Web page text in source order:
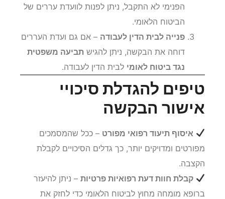
הפנימי לא התקבל, ניתן לפנות לוועדת עררים של
הביטוח הלאומי.
פנייה לבית הדין לעבודה – אם גם ועדת העררים
דוחה את הבקשה, ניתן להגיש תביעה משפטית
נגד ביטוח לאומי לבית הדין לעבודה.
טיפים להגדלת סיכויי
אישור הבקשה
איסוף תיעוד רפואי מפורט – ככל שהמסמכים
מפורטים ומדויקים יותר, כך גדלים הסיכויים לקבלת
הקצבה.
קבלת חוות דעת רפואיות פרטיות – ניתן להיעזר
ברופא מומחה מחוץ לביטוח הלאומי כדי לחזק את